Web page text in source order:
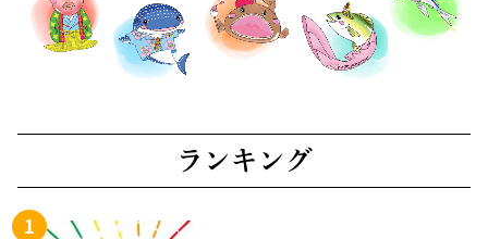
ランキング